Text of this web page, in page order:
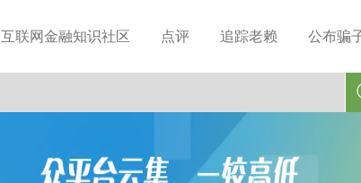
互联网金融知识社区 点评 追踪老赖 公布骗